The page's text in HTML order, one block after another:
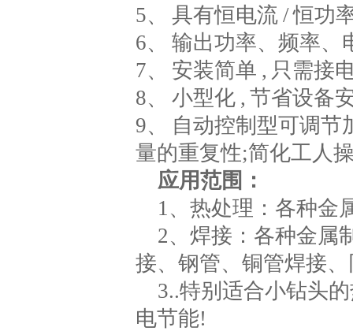
5、 具有恒电流 / 恒功
6、 输出功率、频率、
7、 安装简单 , 只需接
8、 小型化 , 节省设备
9、 自动控制型可调节
量的重复性;简化工人
应用范围：
1、热处理：各种金
2、焊接：各种金属
接、钢管、铜管焊接
3..特别适合小钻头
电节能!